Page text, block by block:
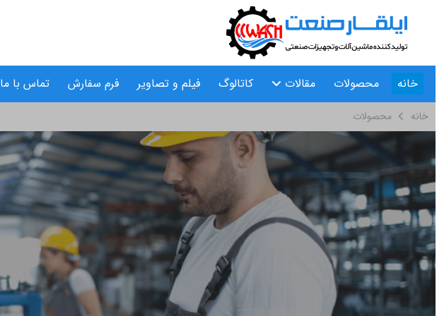
خانه محصولات مقالات کاتالوگ فیلم و تصاویر فرم سفارش تماس با ما
خانه محصولات